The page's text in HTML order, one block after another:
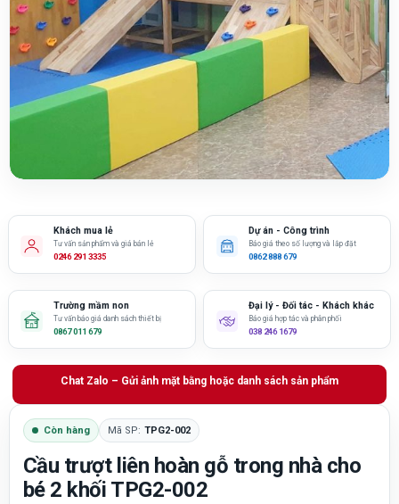
Khách mua lẻ
Tư vấn sản phẩm và giá bán lẻ
0246 291 3335
Dự án - Công trình
Báo giá theo số lượng và lắp đặt
0862 888 679
Trường mầm non
Tư vấn báo giá danh sách thiết bị
0867 011 679
Đại lý - Đối tác - Khách khác
Báo giá hợp tác và phân phối
038 246 1679
Chat Zalo – Gửi ảnh mặt bằng hoặc danh sách sản phẩm
Còn hàng Mã SP: TPG2-002
Cầu trượt liên hoàn gỗ trong nhà cho
bé 2 khối TPG2-002